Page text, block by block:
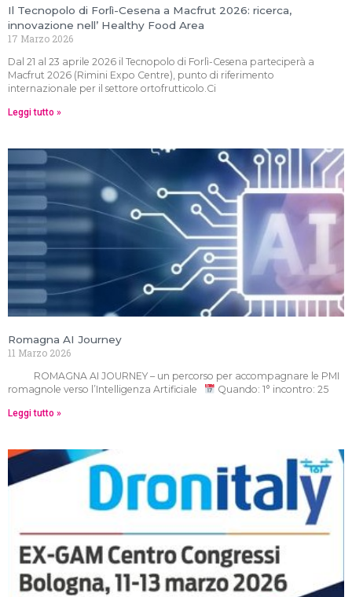
Il Tecnopolo di Forlì-Cesena a Macfrut 2026: ricerca,
innovazione nell’ Healthy Food Area
17 Marzo 2026
Dal 21 al 23 aprile 2026 il Tecnopolo di Forlì-Cesena parteciperà a
Macfrut 2026 (Rimini Expo Centre), punto di riferimento
internazionale per il settore ortofrutticolo.Ci
Leggi tutto »
Romagna AI Journey
11 Marzo 2026
ROMAGNA AI JOURNEY – un percorso per accompagnare le PMI
romagnole verso l’Intelligenza Artificiale
Quando: 1° incontro: 25
Leggi tutto »